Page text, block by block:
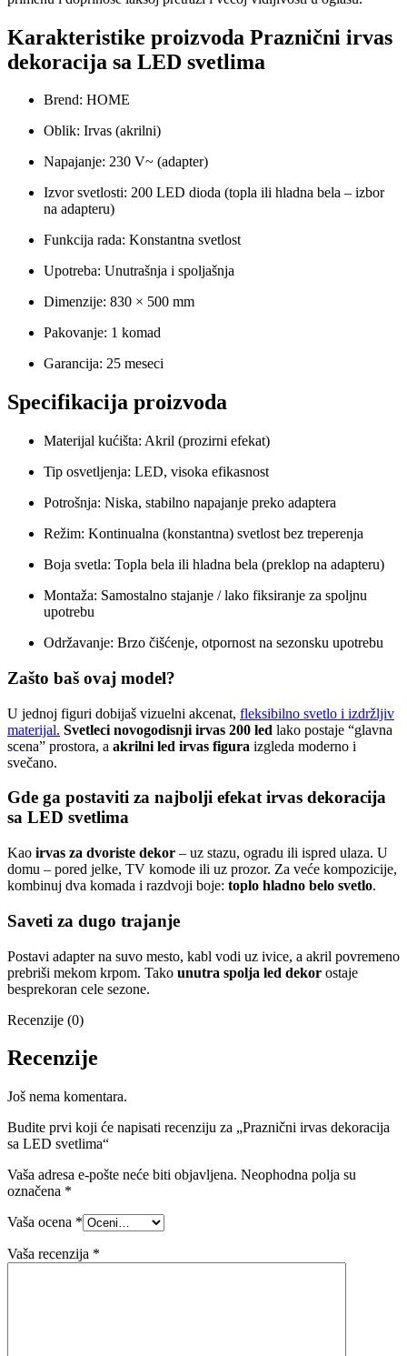
Karakteristike proizvoda Praznični irvas
dekoracija sa LED svetlima
Brend: HOME
Oblik: Irvas (akrilni)
Napajanje: 230 V~ (adapter)
Izvor svetlosti: 200 LED dioda (topla ili hladna bela – izbor
na adapteru)
Funkcija rada: Konstantna svetlost
Upotreba: Unutrašnja i spoljašnja
Dimenzije: 830 × 500 mm
Pakovanje: 1 komad
Garancija: 25 meseci
Specifikacija proizvoda
Materijal kućišta: Akril (prozirni efekat)
Tip osvetljenja: LED, visoka efikasnost
Potrošnja: Niska, stabilno napajanje preko adaptera
Režim: Kontinualna (konstantna) svetlost bez treperenja
Boja svetla: Topla bela ili hladna bela (preklop na adapteru)
Montaža: Samostalno stajanje / lako fiksiranje za spoljnu
upotrebu
Održavanje: Brzo čišćenje, otpornost na sezonsku upotrebu
Zašto baš ovaj model?
U jednoj figuri dobijaš vizuelni akcenat, fleksibilno svetlo i izdržljiv
materijal. Svetleci novogodisnji irvas 200 led lako postaje “glavna
scena” prostora, a akrilni led irvas figura izgleda moderno i
svečano.
Gde ga postaviti za najbolji efekat irvas dekoracija
sa LED svetlima
Kao irvas za dvoriste dekor – uz stazu, ogradu ili ispred ulaza. U
domu – pored jelke, TV komode ili uz prozor. Za veće kompozicije,
kombinuj dva komada i razdvoji boje: toplo hladno belo svetlo.
Saveti za dugo trajanje
Postavi adapter na suvo mesto, kabl vodi uz ivice, a akril povremeno
prebriši mekom krpom. Tako unutra spolja led dekor ostaje
besprekoran cele sezone.
Recenzije (0)
Recenzije
Još nema komentara.
Budite prvi koji će napisati recenziju za „Praznični irvas dekoracija
sa LED svetlima“
Vaša adresa e-pošte neće biti objavljena. Neophodna polja su
označena *
Vaša ocena *
Vaša recenzija *